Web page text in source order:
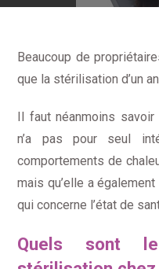
Beaucoup de
que la stérilisation d’un
Il faut néanmoins savoir
n’a pas pour seul
comportements de
mais qu’elle a
qui concerne l’état de
Quels sont